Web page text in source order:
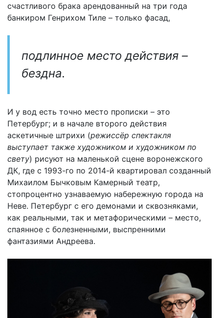
счастливого брака арендованный на три года
банкиром Генрихом Тиле – только фасад,
подлинное место действия –
бездна.
И у вод есть точно место прописки – это
Петербург; и в начале второго действия
аскетичные штрихи (режиссёр спектакля
выступает также художником и художником по
свету) рисуют на маленькой сцене воронежского
ДК, где с 1993-го по 2014-й квартировал созданный
Михаилом Бычковым Камерный театр,
стопроцентно узнаваемую набережную города на
Неве. Петербург с его демонами и сквозняками,
как реальными, так и метафорическими – место,
спаянное с болезненными, выспренними
фантазиями Андреева.